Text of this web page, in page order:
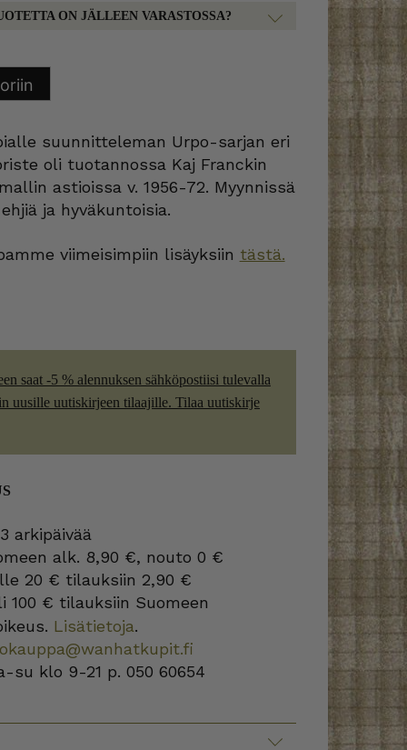
ON JÄLLEEN VARASTOSSA?
suunnitteleman Urpo-sarjan eri
oli tuotannossa Kaj Franckin
astioissa v. 1956-72. Myynnissä
ja hyväkuntoisia.
viimeisimpiin lisäyksiin tästä.
saat -5 % alennuksen sähköpostiisi tulevalla
uusille uutiskirjeen tilaajille. Tilaa uutiskirje
arkipäivää
alk. 8,90 €, nouto 0 €
20 € tilauksiin 2,90 €
100 € tilauksiin Suomeen
Lisätietoja.
su klo 9-21 p. 050 60654